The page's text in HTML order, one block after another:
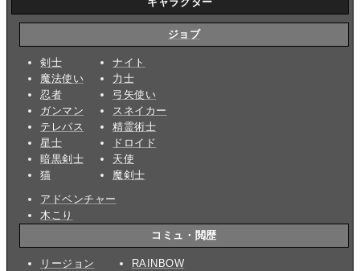
ジョブ
剣士
魔法使い
忍者
ガンマン
テレパス
星士
暗黒剣士
猫
ナイト
力士
弓矢使い
スネイカー
精霊術士
ドロイド
天使
魔剣士
アドベンチャー
木こり
コミュ・閲歴
リージョン
RAINBOW